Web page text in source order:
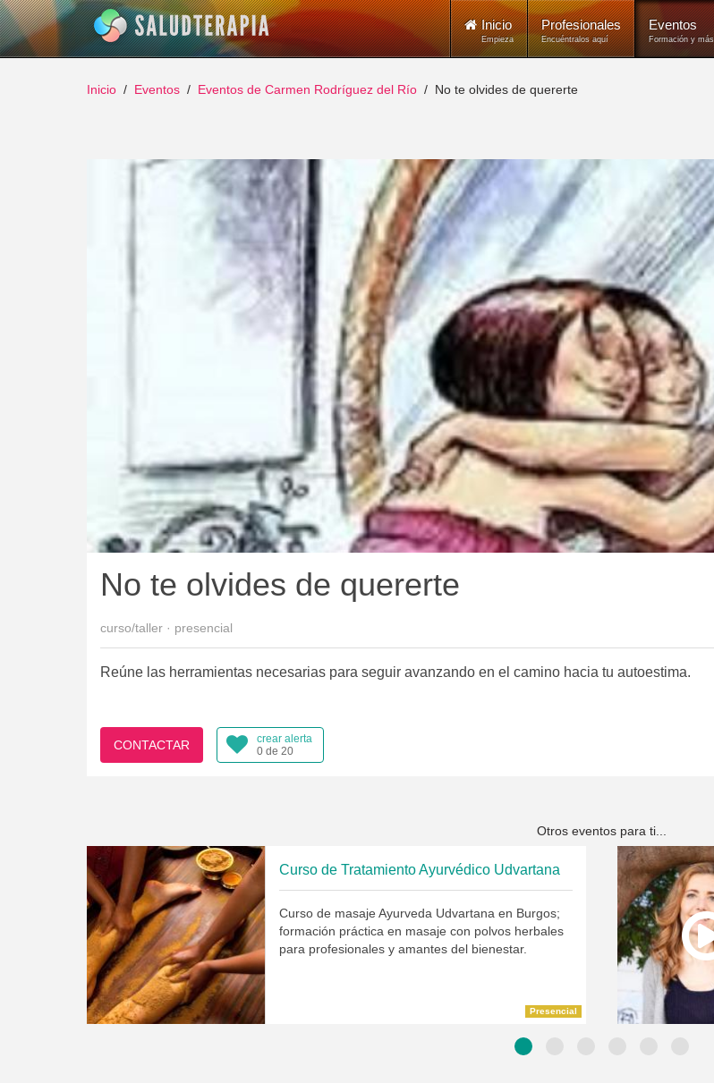
Inicio
Empieza
Profesionales
Encuéntralos aquí
Eventos
Formación y más
Inicio Eventos Eventos de Carmen Rodríguez del Río No te olvides de quererte
No te olvides de quererte
curso/taller · presencial
Reúne las herramientas necesarias para seguir avanzando en el camino hacia tu autoestima.
CONTACTAR
crear alerta
0 de 20
Otros eventos para ti...
Curso de Tratamiento Ayurvédico Udvartana
Curso de masaje Ayurveda Udvartana en Burgos;
formación práctica en masaje con polvos herbales
para profesionales y amantes del bienestar.
Presencial